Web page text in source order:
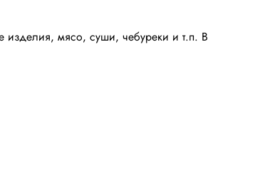
изделия, мясо, суши, чебуреки и т.п. В